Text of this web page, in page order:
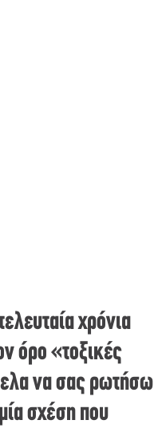
χρόνια
όρο «τοξικές
να σας ρωτήσω
σχέση που